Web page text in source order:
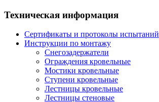
Техническая информация
Сертификаты и протоколы испытаний
Инструкции по монтажу
Снегозадержатели
Ограждения кровельные
Мостики кровельные
Ступени кровельные
Лестницы кровельные
Лестницы стеновые